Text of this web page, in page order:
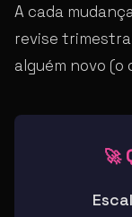
A cada
revise
alguém novo (o
🚀